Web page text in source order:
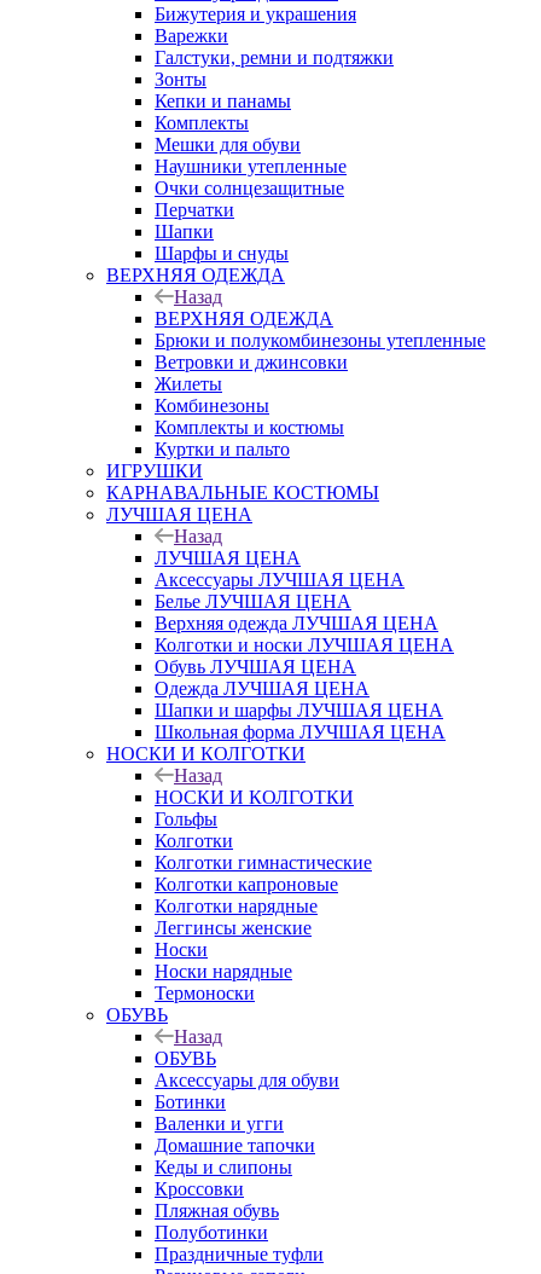
Бижутерия и украшения
Варежки
Галстуки, ремни и подтяжки
Зонты
Кепки и панамы
Комплекты
Мешки для обуви
Наушники утепленные
Очки солнцезащитные
Перчатки
Шапки
Шарфы и снуды
ВЕРХНЯЯ ОДЕЖДА
Назад
ВЕРХНЯЯ ОДЕЖДА
Брюки и полукомбинезоны утепленные
Ветровки и джинсовки
Жилеты
Комбинезоны
Комплекты и костюмы
Куртки и пальто
ИГРУШКИ
КАРНАВАЛЬНЫЕ КОСТЮМЫ
ЛУЧШАЯ ЦЕНА
Назад
ЛУЧШАЯ ЦЕНА
Аксессуары ЛУЧШАЯ ЦЕНА
Белье ЛУЧШАЯ ЦЕНА
Верхняя одежда ЛУЧШАЯ ЦЕНА
Колготки и носки ЛУЧШАЯ ЦЕНА
Обувь ЛУЧШАЯ ЦЕНА
Одежда ЛУЧШАЯ ЦЕНА
Шапки и шарфы ЛУЧШАЯ ЦЕНА
Школьная форма ЛУЧШАЯ ЦЕНА
НОСКИ И КОЛГОТКИ
Назад
НОСКИ И КОЛГОТКИ
Гольфы
Колготки
Колготки гимнастические
Колготки капроновые
Колготки нарядные
Леггинсы женские
Носки
Носки нарядные
Термоноски
ОБУВЬ
Назад
ОБУВЬ
Аксессуары для обуви
Ботинки
Валенки и угги
Домашние тапочки
Кеды и слипоны
Кроссовки
Пляжная обувь
Полуботинки
Праздничные туфли